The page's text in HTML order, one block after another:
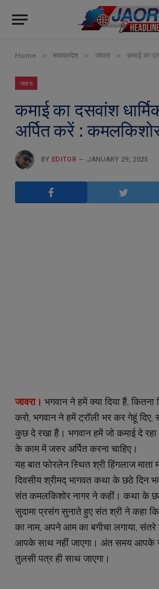
Home » मध्यप्रदेश » जावरा » कमाई का दसवांश
जावरा
कमाई का दसवांश
अर्पित करें :
BY EDITOR JANUARY 29, 2025
जावरा। भगवान ने हमें क्या दिया हैं,
करो, भगवान ने हमें ट्रॉली भर कर गेहूं दिए,
कुछ दे रखा हैं। भगवान हमें जो कमाई दे
के काम में जरुर अर्पित करना चाहिए।
यह बात फोरलेन स्थित श्री हिंगलाज माता
दिवसीय श्रीमद् भागवत कथा के छठे दिन
संत कमलकिशोर नागर ने कहीं। कथा के
सुदामा प्रसंग सुनाते हुए संत श्री ने कहा
का नाम, अपने आम का बगीचा लगाया, संतरे
आपके साथ नहीं जाएगा। अंत समय
तुलसी पत्र ही साथ जाएगा।